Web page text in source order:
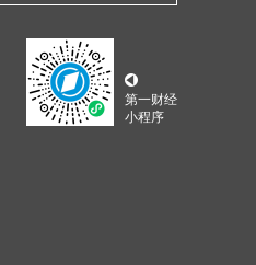
第一财经
小程序